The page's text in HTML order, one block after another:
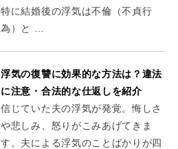
特に結婚後の浮気は不倫（不貞行
為）と …
浮気の復讐に効果的な方法は？違法
に注意・合法的な仕返しを紹介
信じていた夫の浮気が発覚。悔しさ
や悲しみ、怒りがこみあげてきま
す。夫による浮気のことばかりが四